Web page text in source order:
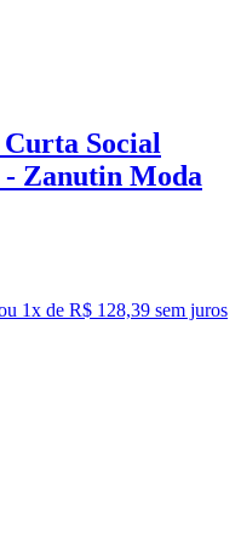
Social
- Zanutin Moda
1x de R$ 128,39 sem juros